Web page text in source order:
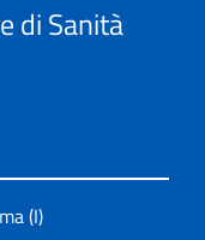
di Sanità
(I)